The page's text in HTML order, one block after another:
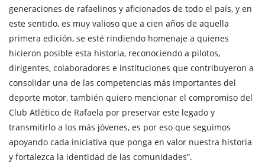
generaciones de rafaelinos y aficionados de todo el país, y en
este sentido, es muy valioso que a cien años de aquella
primera edición, se esté rindiendo homenaje a quienes
hicieron posible esta historia, reconociendo a pilotos,
dirigentes, colaboradores e instituciones que contribuyeron a
consolidar una de las competencias más importantes del
deporte motor, también quiero mencionar el compromiso del
Club Atlético de Rafaela por preservar este legado y
transmitirlo a los más jóvenes, es por eso que seguimos
apoyando cada iniciativa que ponga en valor nuestra historia
y fortalezca la identidad de las comunidades”.